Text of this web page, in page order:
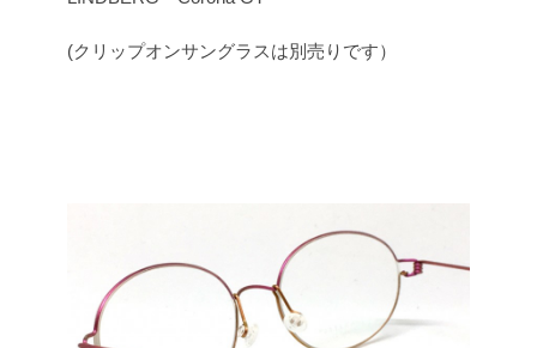
(クリップオンサングラスは別売りです）